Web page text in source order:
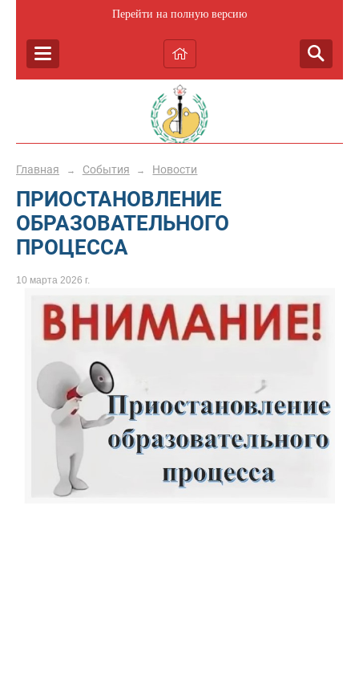
Перейти на полную версию
Главная → События → Новости
ПРИОСТАНОВЛЕНИЕ
ОБРАЗОВАТЕЛЬНОГО
ПРОЦЕССА
10 марта 2026 г.